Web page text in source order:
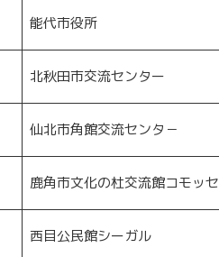
能代市役所
北秋田市交流センター
仙北市角館交流センタ－
鹿角市文化の杜交流館コモッセ
西目公民館シーガル